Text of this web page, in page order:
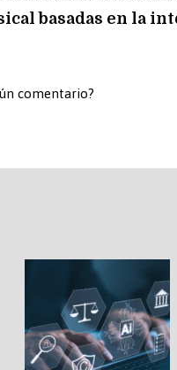
basadas en la
comentario?